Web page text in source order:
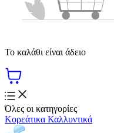
Το καλάθι είναι άδειο
Όλες οι κατηγορίες
Κορεάτικα Καλλυντικά